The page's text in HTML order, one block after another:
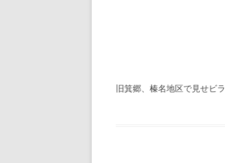
旧箕郷、榛名地区で見せビ